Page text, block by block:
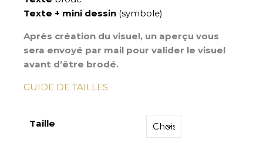
Texte + mini dessin (symbole)
Après création du visuel, un aperçu vous
sera envoyé par mail pour valider le visuel
avant d’être brodé.
GUIDE DE TAILLES
Taille